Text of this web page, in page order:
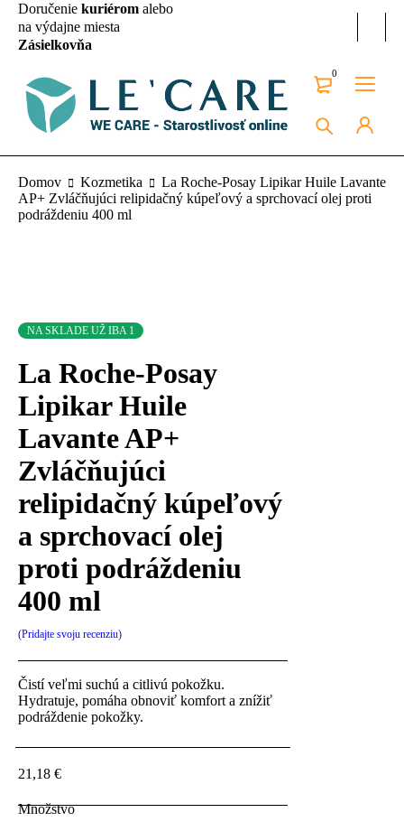
Doručenie kuriérom alebo
na výdajne miesta
Zásielkovňa
0
Domov Kozmetika
La Roche-Posay Lipikar Huile Lavante
AP+ Zvláčňujúci relipidačný kúpeľový a sprchovací olej proti
podráždeniu 400 ml
NA SKLADE UŽ IBA 1
La Roche-Posay
Lipikar Huile
Lavante AP+
Zvláčňujúci
relipidačný kúpeľový
a sprchovací olej
proti podráždeniu
400 ml
Pridajte svoju recenziu
Čistí veľmi suchú a citlivú pokožku.
Hydratuje, pomáha obnoviť komfort a znížiť
podráždenie pokožky.
21,18 €
Množstvo